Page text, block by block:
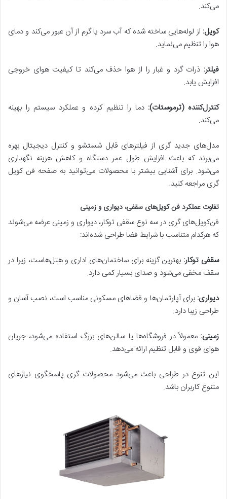
می‌کند.
کویل: از لوله‌هایی ساخته شده که آب سرد یا گرم از آن عبور می‌کند و دمای
هوا را تنظیم می‌نماید.
فیلتر: ذرات گرد و غبار را از هوا حذف می‌کند تا کیفیت هوای خروجی
افزایش یابد.
کنترل‌کننده (ترموستات): دما را تنظیم کرده و عملکرد سیستم را بهینه
می‌کند.
مدل‌های جدید گری از فیلترهای قابل شستشو و کنترل دیجیتال بهره
می‌برند که باعث افزایش طول عمر دستگاه و کاهش هزینه نگهداری
می‌شود. برای آشنایی بیشتر با محصولات می‌توانید به صفحه فن کویل
گری مراجعه کنید.
تفاوت عملکرد فن کویل‌های سقفی، دیواری و زمینی
فن‌کویل‌های گری در سه نوع سقفی توکار، دیواری و زمینی عرضه می‌شوند
که هرکدام متناسب با شرایط فضا طراحی شده‌اند:
سقفی توکار: بهترین گزینه برای ساختمان‌های اداری و هتل‌هاست، زیرا در
سقف مخفی می‌شود و صدای بسیار کمی دارد.
دیواری:برای آپارتمان‌ها و فضاهای مسکونی مناسب است، نصب آسان و
طراحی زیبا دارد.
زمینی:معمولاً در فروشگاه‌ها یا سالن‌های بزرگ استفاده می‌شود، جریان
هوای قوی و قابل تنظیم ارائه می‌دهد.
این تنوع در طراحی باعث می‌شود محصولات گری پاسخگوی نیازهای
متنوع کاربران باشد.